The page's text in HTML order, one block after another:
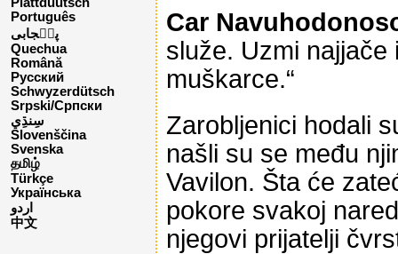
Plattdüütsch
Português
پن٘جابی
Quechua
Română
Русский
Schwyzerdütsch
Srpski/Српски
Slovenščina
Svenska
தமிழ்
Türkçe
Українська
اردو
中文
Car
služe. Uzmi najjače
muškarce.“
Zarobljenici hodali
našli su se među
Vavilon. Šta će
pokore svakoj
njegovi prijatelji